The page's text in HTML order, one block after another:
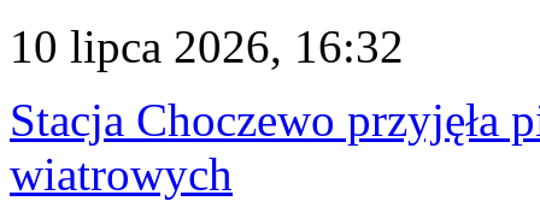
10 lipca 2026, 16:32
Stacja Choczewo przyjęła
wiatrowych